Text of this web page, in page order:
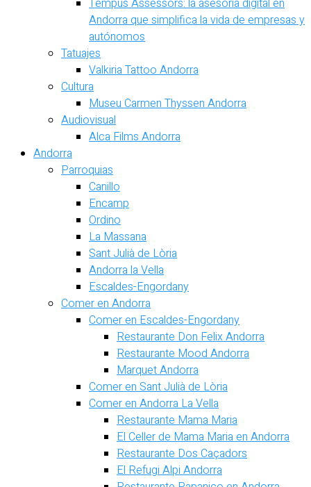
Tempus Assessors: la asesoría digital en
Andorra que simplifica la vida de empresas y
autónomos
Tatuajes
Valkiria Tattoo Andorra
Cultura
Museu Carmen Thyssen Andorra
Audiovisual
Alca Films Andorra
Andorra
Parroquias
Canillo
Encamp
Ordino
La Massana
Sant Julià de Lòria
Andorra la Vella
Escaldes-Engordany
Comer en Andorra
Comer en Escaldes-Engordany
Restaurante Don Felix Andorra
Restaurante Mood Andorra
Marquet Andorra
Comer en Sant Julià de Lòria
Comer en Andorra La Vella
Restaurante Mama Maria
El Celler de Mama Maria en Andorra
Restaurante Dos Caçadors
El Refugi Alpi Andorra